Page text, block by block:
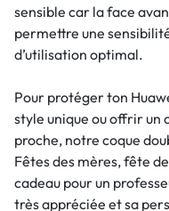
sensible car la face
permettre une
d’utilisation optimal.
Pour protéger ton
style unique ou offrir un
proche, notre coque
Fêtes des mères, fête
cadeau pour un
très appréciée et sa